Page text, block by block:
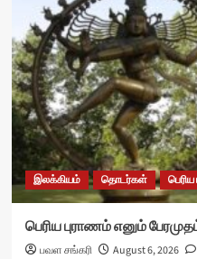
இலக்கியம் தொடர்கள்
பெரிய புராணம் எனும்
பவள சங்கரி August 6, 2026